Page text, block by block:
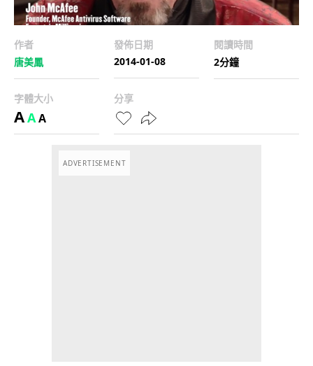
作者
唐美鳳
發佈日期
2014-01-08
閱讀時間
2分鐘
字體大小
AAA
分享
ADVERTISEMENT